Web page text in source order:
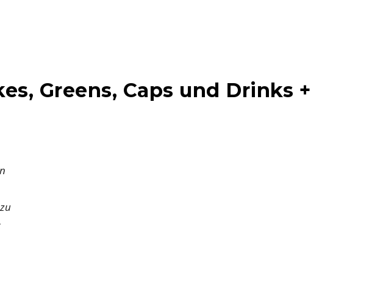
Greens, Caps und Drinks +